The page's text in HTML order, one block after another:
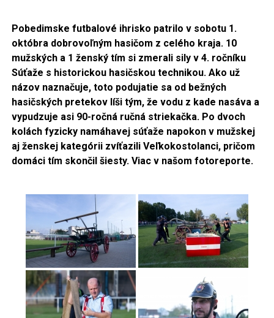
Pobedimske futbalové ihrisko patrilo v sobotu 1.
októbra dobrovoľným hasičom z celého kraja. 10
mužských a 1 ženský tím si zmerali sily v 4. ročníku
Súťaže s historickou hasičskou technikou. Ako už
názov naznačuje, toto podujatie sa od bežných
hasičských pretekov líši tým, že vodu z kade nasáva a
vypudzuje asi 90-ročná ručná striekačka. Po dvoch
kolách fyzicky namáhavej súťaže napokon v mužskej
aj ženskej kategórii zvíťazili Veľkokostolanci, pričom
domáci tím skončil šiesty. Viac v našom fotoreporte.